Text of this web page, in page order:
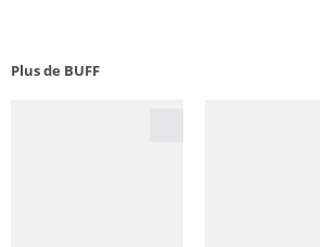
Plus de BUFF